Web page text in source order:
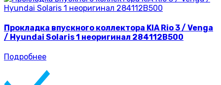
Прокладка впускного коллектора KIA Rio 3 / Venga
/ Hyundai Solaris 1 неоригинал 284112B500
Подробнее